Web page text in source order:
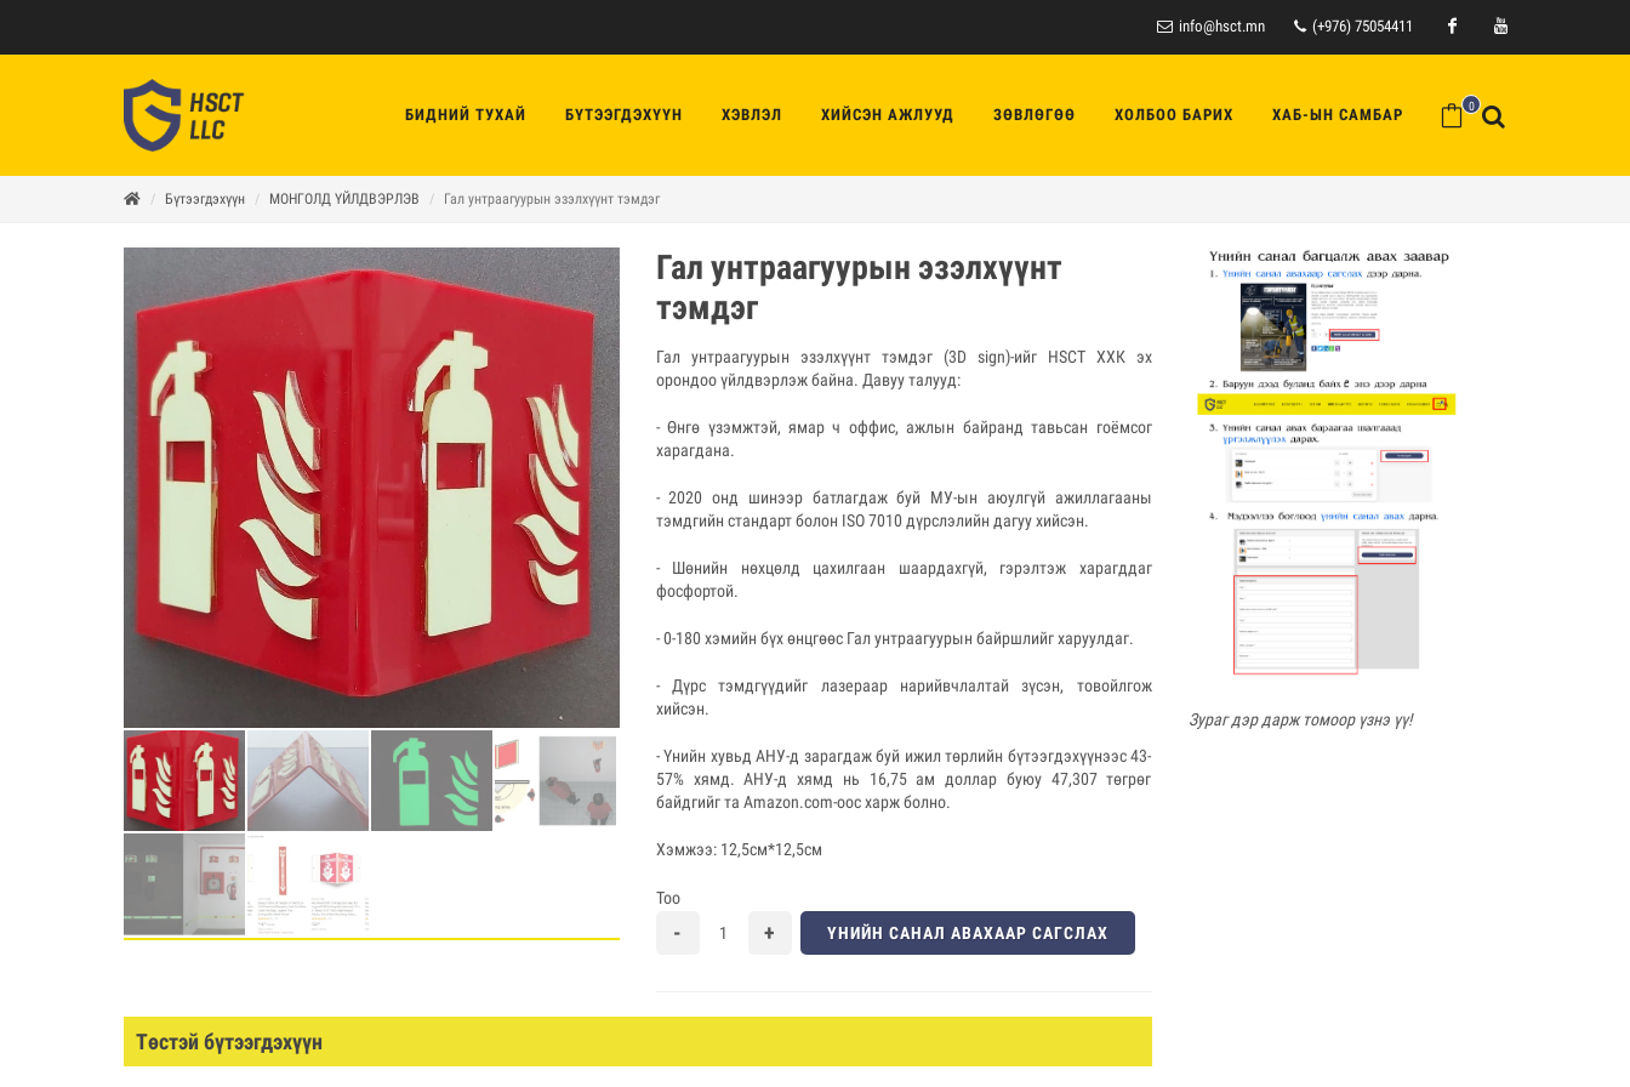
info@hsct.mn (+976) 75054411
БИДНИЙ ТУХАЙ БҮТЭЭГДЭХҮҮН ХЭВЛЭЛ ХИЙСЭН АЖЛУУД ЗӨВЛӨГӨӨ ХОЛБОО БАРИХ ХАБ-ЫН САМБАР 0
Бүтээгдэхүүн МОНГОЛД ҮЙЛДВЭРЛЭВ Гал унтраагуурын эзэлхүүнт тэмдэг
Гал унтраагуурын эзэлхүүнт
тэмдэг
Гал унтраагуурын эзэлхүүнт тэмдэг (3D sign)-ийг HSCT ХХК эх
орондоо үйлдвэрлэж байна. Давуу талууд:
- Өнгө үзэмжтэй, ямар ч оффис, ажлын байранд тавьсан гоёмсог
харагдана.
- 2020 онд шинээр батлагдаж буй МУ-ын аюулгүй ажиллагааны
тэмдгийн стандарт болон ISO 7010 дүрслэлийн дагуу хийсэн.
- Шөнийн нөхцөлд цахилгаан шаардахгүй, гэрэлтэж харагддаг
фосфортой.
- 0-180 хэмийн бүх өнцгөөс Гал унтраагуурын байршлийг харуулдаг.
- Дүрс тэмдгүүдийг лазераар нарийвчлалтай зүсэн, товойлгож
хийсэн.
- Үнийн хувьд АНУ-д зарагдаж буй ижил төрлийн бүтээгдэхүүнээс 43-
57% хямд. АНУ-д хямд нь 16,75 ам доллар буюу 47,307 төгрөг
байдгийг та Amazon.com-оос харж болно.
Хэмжээ: 12,5см*12,5см
Тоо
ҮНИЙН САНАЛ АВАХААР САГСЛАХ
Төстэй бүтээгдэхүүн
Зураг дэр дарж томоор үзнэ үү!